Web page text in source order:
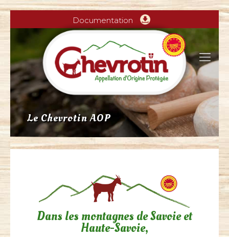
Documentation
Le Chevrotin AOP
Dans les montagnes de Savoie et
Haute-Savoie,